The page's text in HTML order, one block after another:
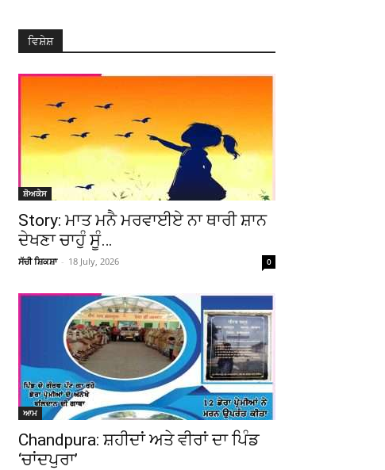
ਵਿਸ਼ੇਸ਼
ਸ਼ੋਅਕੇਸ
Story: ਮਾਤ ਮਨੈ ਮਰਵਾਈਏ ਨਾ ਥਾਰੀ ਸ਼ਾਨ
ਦੇਖਣਾ ਚਾਹੁੰ ਸੂੰ…
ਸੱਚੀ ਸ਼ਿਕਸ਼ਾ - 18 July, 2026 0
ਆਮ
Chandpura: ਸ਼ਹੀਦਾਂ ਅਤੇ ਵੀਰਾਂ ਦਾ ਪਿੰਡ
‘ਚਾਂਦਪੁਰਾ’